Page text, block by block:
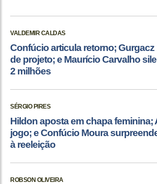
VALDEMIR CALDAS
Confúcio articula retorno;
de projeto; e Maurício Carvalho
2 milhões
SÉRGIO PIRES
Hildon aposta em chapa feminina;
jogo; e Confúcio Moura
à reeleição
ROBSON OLIVEIRA